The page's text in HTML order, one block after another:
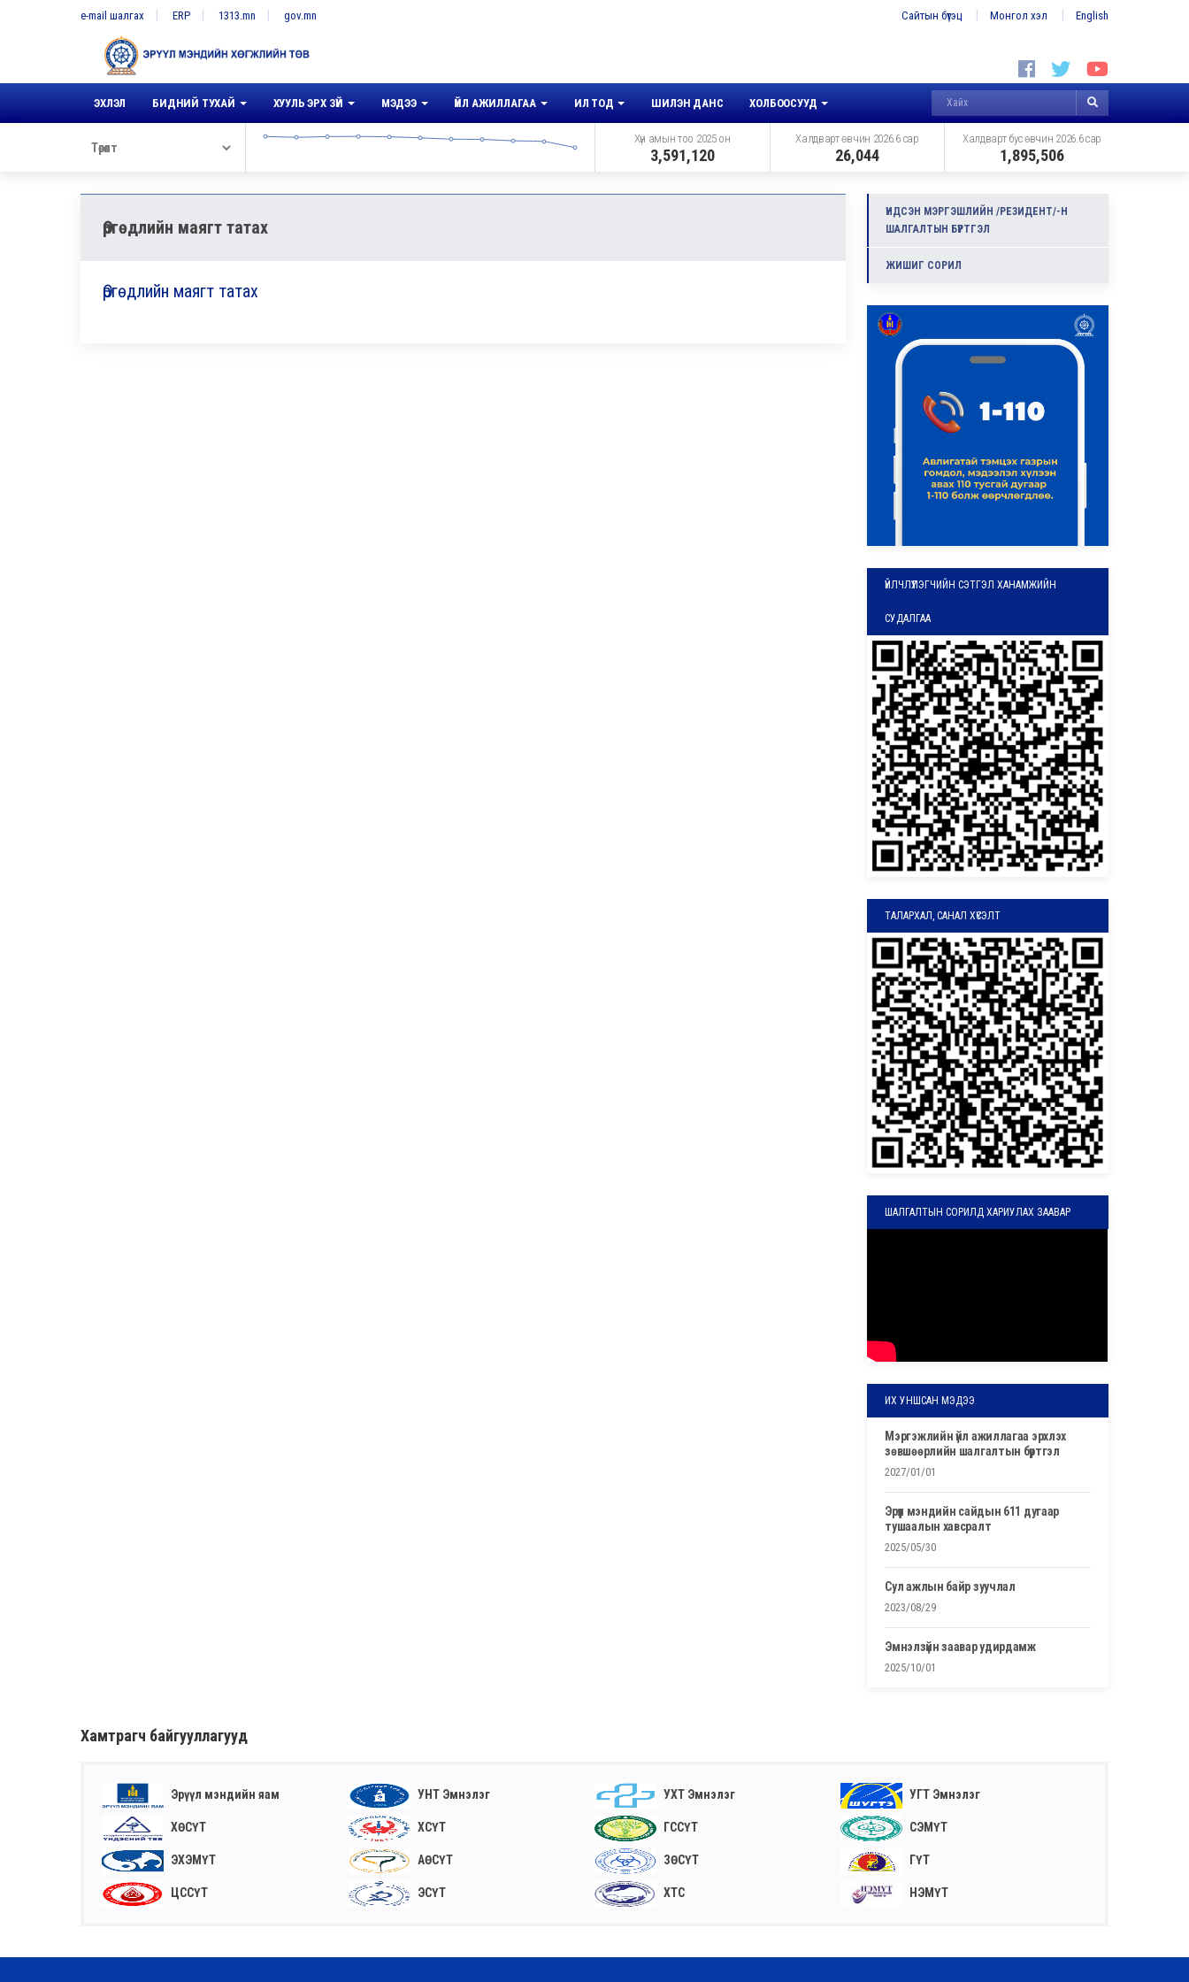
e-mail шалгах ERP 1313.mn gov.mn Сайтын бүтэц Монгол хэл English
ЭХЛЭЛ БИДНИЙ ТУХАЙ ХУУЛЬ ЭРХ ЗҮЙ МЭДЭЭ ҮЙЛ АЖИЛЛАГАА ИЛ ТОД ШИЛЭН ДАНС ХОЛБООСУУД
Хүн амын тоо 2025 он
3,591,120
Халдварт өвчин 2026.6 сар
26,044
Халдварт бус өвчин 2026.6 сар
1,895,506
Өргөдлийн маягт татах
Өргөдлийн маягт татах
ҮНДСЭН МЭРГЭШЛИЙН /РЕЗИДЕНТ/-Н
ШАЛГАЛТЫН БҮРТГЭЛ
ЖИШИГ СОРИЛ
ҮЙЛЧЛҮҮЛЭГЧИЙН СЭТГЭЛ ХАНАМЖИЙН
СУДАЛГАА
ТАЛАРХАЛ, САНАЛ ХҮСЭЛТ
ШАЛГАЛТЫН СОРИЛД ХАРИУЛАХ ЗААВАР
ИХ УНШСАН МЭДЭЭ
мэргэжлийн үйл ажиллагаа эрхлэх
зөвшөөрлийн шалгалтын бүртгэл
2027/01/01
эрүүл мэндийн сайдын 611 дугаар
тушаалын хавсралт
2025/05/30
сул ажлын байр зуучлал
2023/08/29
эмнэлзүйн заавар удирдамж
2025/10/01
Хамтрагч байгууллагууд
Эрүүл мэндийн яам УНТ Эмнэлэг УХТ Эмнэлэг УГТ Эмнэлэг
ХӨСҮТ ХСҮТ ГССҮТ СЭМҮТ
ЭХЭМҮТ АӨСҮТ ЗӨСҮТ ГҮТ
ЦССҮТ ЭСҮТ ХТС НЭМҮТ